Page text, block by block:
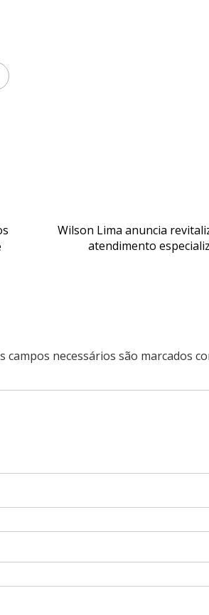
Wilson Lima anuncia
atendimento
campos necessários são marcados